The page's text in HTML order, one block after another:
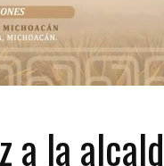
a la